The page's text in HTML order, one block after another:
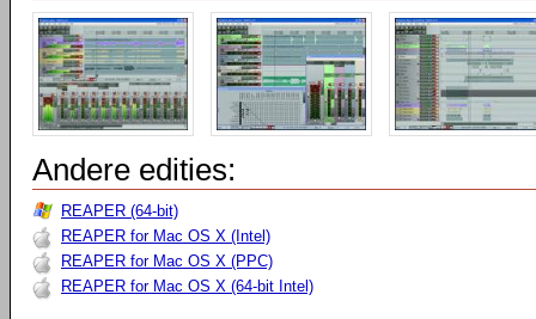
Andere edities:
REAPER (64-bit)
REAPER for Mac OS X (Intel)
REAPER for Mac OS X (PPC)
REAPER for Mac OS X (64-bit Intel)